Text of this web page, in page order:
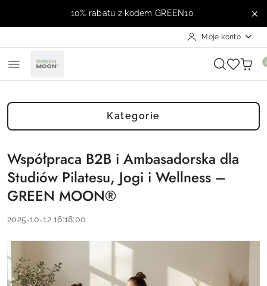
Przejdź do treści głównej
Przejdź do wyszukiwarki
Przejdź do moje konto
Przejdź do menu głównego
Przejdź do stopki10% rabatu z kodem GREEN10
Moje konto
Kategorie
Współpraca B2B i Ambasadorska dla
Studiów Pilatesu, Jogi i Wellness –
GREEN MOON®
2025-10-12 16:18:00